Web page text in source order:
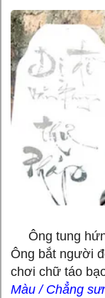
Ông tung
Ông bắt người
chơi chữ táo
Màu / Chẳng